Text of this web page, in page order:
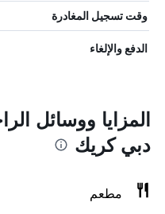
وقت تسجيل المغادرة
الدفع والإلغاء
المزايا ووسائل
دبي كريك
مطعم